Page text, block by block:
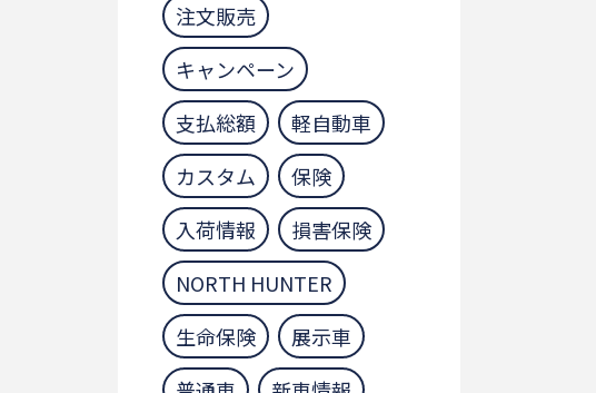
注文販売
キャンペーン
支払総額
軽自動車
カスタム
保険
入荷情報
損害保険
NORTH HUNTER
生命保険
展示車